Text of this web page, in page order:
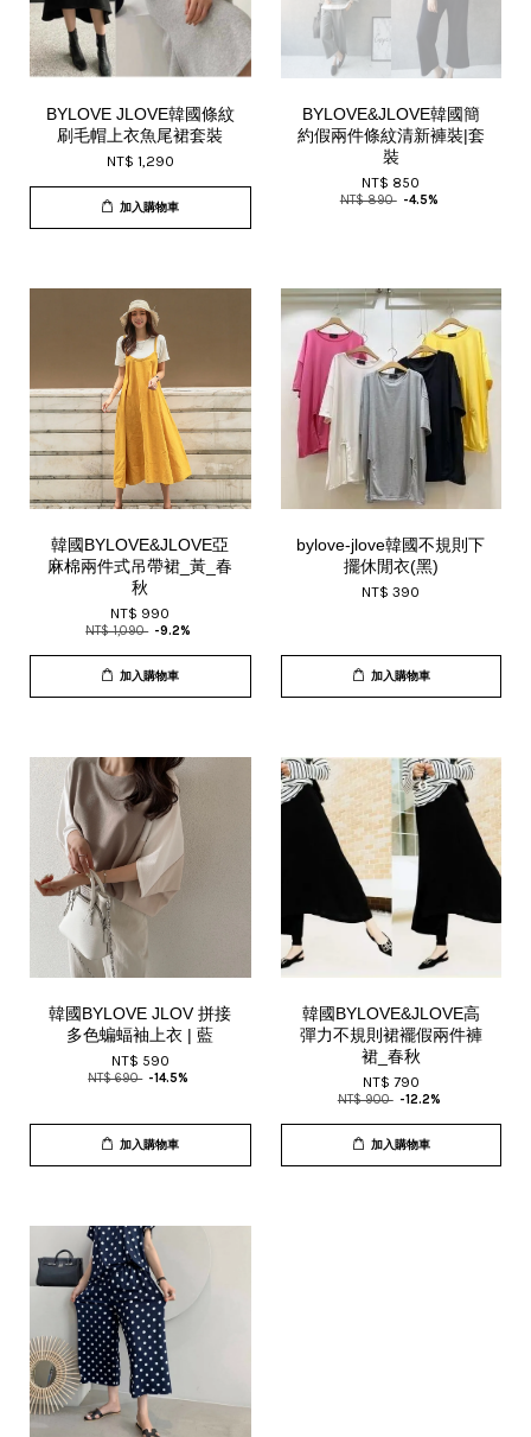
BYLOVE JLOVE韓國條紋
刷毛帽上衣魚尾裙套裝
NT$ 1,290
加入購物車
BYLOVE&JLOVE韓國簡
約假兩件條紋清新褲裝|套
裝
NT$ 850
NT$ 890 -4.5%
韓國BYLOVE&JLOVE亞
麻棉兩件式吊帶裙_黃_春
秋
NT$ 990
NT$ 1,090 -9.2%
加入購物車
bylove-jlove韓國不規則下
擺休閒衣(黑)
NT$ 390
加入購物車
韓國BYLOVE JLOV 拼接
多色蝙蝠袖上衣 | 藍
NT$ 590
NT$ 690 -14.5%
加入購物車
韓國BYLOVE&JLOVE高
彈力不規則裙襬假兩件褲
裙_春秋
NT$ 790
NT$ 900 -12.2%
加入購物車